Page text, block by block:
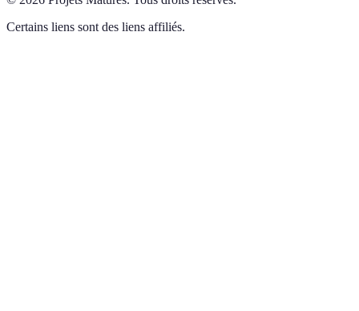
Certains liens sont des liens affiliés.